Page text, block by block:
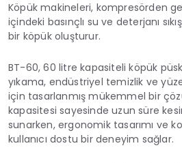
Köpük makineleri, kompresörden
içindeki basınçlı su ve deterjanı
bir köpük oluşturur.
BT-60, 60 litre kapasiteli köpük
yıkama, endüstriyel temizlik ve
için tasarlanmış mükemmel bir
kapasitesi sayesinde uzun süre
sunarken, ergonomik tasarımı ve
kullanıcı dostu bir deneyim sağlar.